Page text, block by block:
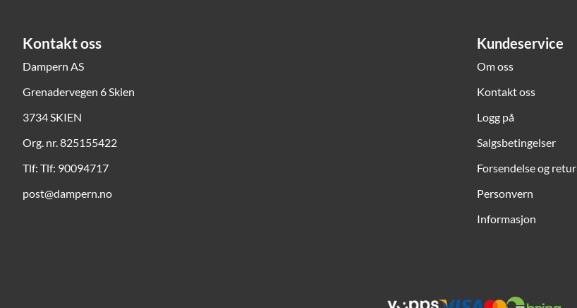
Kontakt oss
Dampern AS
Grenadervegen 6 Skien
3734 SKIEN
Org. nr. 825155422
Tlf: Tlf: 90094717
post@dampern.no
Kundeservice
Om oss
Kontakt oss
Logg på
Salgsbetingelser
Forsendelse og retur
Personvern
Informasjon